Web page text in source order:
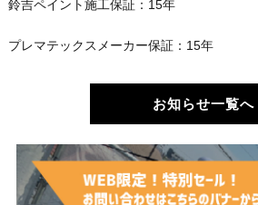
鈴吉ペイント施工保証：15年
プレマテックスメーカー保証：15年
お知らせ一覧へ